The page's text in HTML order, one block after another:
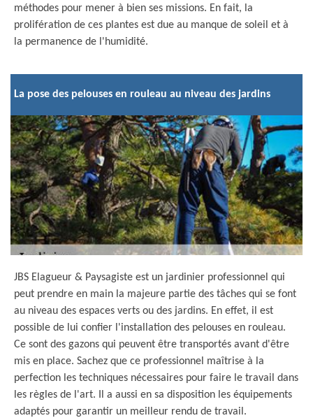
méthodes pour mener à bien ses missions. En fait, la
prolifération de ces plantes est due au manque de soleil et à
la permanence de l'humidité.
La pose des pelouses en rouleau au niveau des jardins
JBS Elagueur & Paysagiste est un jardinier professionnel qui
peut prendre en main la majeure partie des tâches qui se font
au niveau des espaces verts ou des jardins. En effet, il est
possible de lui confier l'installation des pelouses en rouleau.
Ce sont des gazons qui peuvent être transportés avant d'être
mis en place. Sachez que ce professionnel maîtrise à la
perfection les techniques nécessaires pour faire le travail dans
les règles de l'art. Il a aussi en sa disposition les équipements
adaptés pour garantir un meilleur rendu de travail.